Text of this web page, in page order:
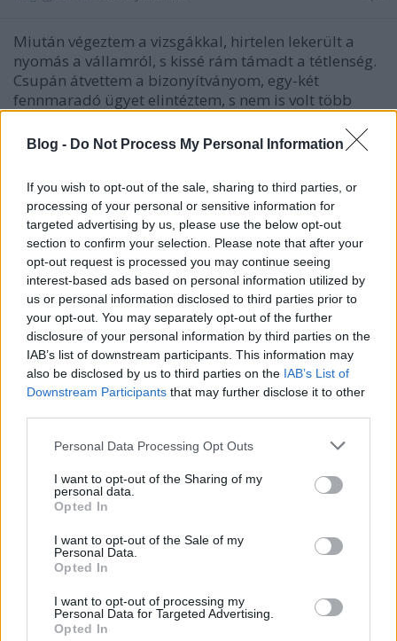
Blog - Do Not Process My Personal Information
If you wish to opt-out of the sale, sharing to third parties, or
processing of your personal or sensitive information for
targeted advertising by us, please use the below opt-out
section to confirm your selection. Please note that after your
opt-out request is processed you may continue seeing
interest-based ads based on personal information utilized by
us or personal information disclosed to third parties prior to
your opt-out. You may separately opt-out of the further
disclosure of your personal information by third parties on the
IAB’s list of downstream participants. This information may
also be disclosed by us to third parties on the IAB’s List of
Downstream Participants that may further disclose it to other
Please note that this website/app uses one or more Google
not limited to your visit or usage behaviour. You may click to
grant or deny consent to Google and its third-party tags to
use your data for below specified purposes in below Google
consent section.
Personal Data Processing Opt Outs
I want to opt-out of the Sharing of my
personal data.
Opted In
I want to opt-out of the Sale of my
Personal Data.
Opted In
I want to opt-out of processing my
Personal Data for Targeted Advertising.
Opted In
Miután végeztem a vizsgákkal, hirtelen lekerült a
nyomás a vállamról, s kissé rám támadt a tétlenség.
Csupán átvettem a bizonyítványom, egy-két
fennmaradó ügyet elintéztem, s nem is volt több
két szemeszter közti majdnem egy hónapos
szünetben a négy…
#11 A szemeszter vége felé
Bíró Ákos
Mit csinál a jó diák, ha sok a vizsgája és rengeteget
kellene tanulnia? Hát, minden mást! Úgyis
belejöttem a vallomásokba, tehát következzék újfent.
Nyomás alatt rendkívül nehezen koncentrálok.